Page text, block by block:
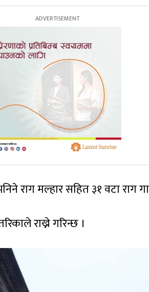
राग मल्हार सहित ३१ वटा राग
राख्ने गरिन्छ ।